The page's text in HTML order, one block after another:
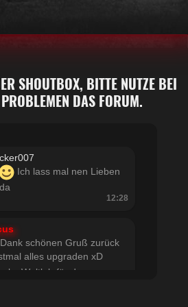
SHOUTBOX, BITTE NUTZE BEI
DAS FORUM.
Ich lass mal nen Lieben
12:28
schönen Gruß zurück
alles upgraden xD
Woltlab für den